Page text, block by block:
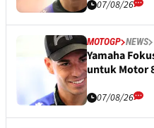
07/08/26
MOTOGP NEWS
Yamaha
untuk Motor
07/08/26